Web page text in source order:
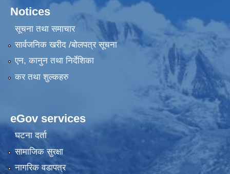
Notices
सूचना तथा समाचार
सार्वजनिक खरीद /बोलपत्र सूचना
एन, कानुन तथा निर्देशिका
कर तथा शुल्कहरु
eGov services
घटना दर्ता
सामाजिक सुरक्षा
नागरिक वडापत्र